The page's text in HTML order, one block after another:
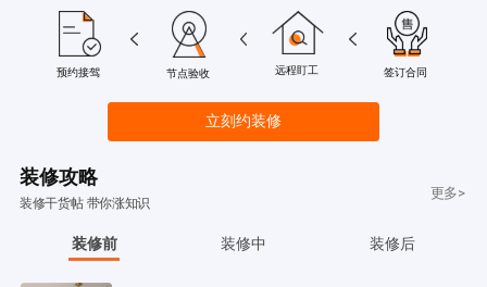
预约接驾 节点验收 远程盯工 签订合同
立刻约装修
装修攻略
装修干货帖 带你涨知识
更多>
装修前 装修中 装修后